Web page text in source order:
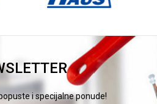
i specijalne ponude!